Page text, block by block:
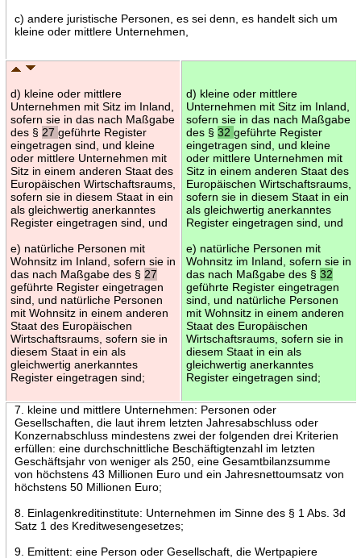
c) andere juristische Personen, es sei denn, es handelt sich um
kleine oder mittlere Unternehmen,
d) kleine oder mittlere
Unternehmen mit Sitz im Inland,
sofern sie in das nach Maßgabe
des § 27 geführte Register
eingetragen sind, und kleine
oder mittlere Unternehmen mit
Sitz in einem anderen Staat des
Europäischen Wirtschaftsraums,
sofern sie in diesem Staat in ein
als gleichwertig anerkanntes
Register eingetragen sind, und
e) natürliche Personen mit
Wohnsitz im Inland, sofern sie in
das nach Maßgabe des § 27
geführte Register eingetragen
sind, und natürliche Personen
mit Wohnsitz in einem anderen
Staat des Europäischen
Wirtschaftsraums, sofern sie in
diesem Staat in ein als
gleichwertig anerkanntes
Register eingetragen sind;
d) kleine oder mittlere
Unternehmen mit Sitz im Inland,
sofern sie in das nach Maßgabe
des § 32 geführte Register
eingetragen sind, und kleine
oder mittlere Unternehmen mit
Sitz in einem anderen Staat des
Europäischen Wirtschaftsraums,
sofern sie in diesem Staat in ein
als gleichwertig anerkanntes
Register eingetragen sind, und
e) natürliche Personen mit
Wohnsitz im Inland, sofern sie in
das nach Maßgabe des § 32
geführte Register eingetragen
sind, und natürliche Personen
mit Wohnsitz in einem anderen
Staat des Europäischen
Wirtschaftsraums, sofern sie in
diesem Staat in ein als
gleichwertig anerkanntes
Register eingetragen sind;
7. kleine und mittlere Unternehmen: Personen oder
Gesellschaften, die laut ihrem letzten Jahresabschluss oder
Konzernabschluss mindestens zwei der folgenden drei Kriterien
erfüllen: eine durchschnittliche Beschäftigtenzahl im letzten
Geschäftsjahr von weniger als 250, eine Gesamtbilanzsumme
von höchstens 43 Millionen Euro und ein Jahresnettoumsatz von
höchstens 50 Millionen Euro;
8. Einlagenkreditinstitute: Unternehmen im Sinne des § 1 Abs. 3d
Satz 1 des Kreditwesengesetzes;
9. Emittent: eine Person oder Gesellschaft, die Wertpapiere